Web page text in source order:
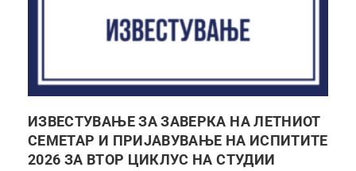
ИЗВЕСТУВАЊЕ ЗА ЗАВЕРКА НА ЛЕТНИОТ
СЕМЕТАР И ПРИЈАВУВАЊЕ НА ИСПИТИТЕ
2026 ЗА ВТОР ЦИКЛУС НА СТУДИИ